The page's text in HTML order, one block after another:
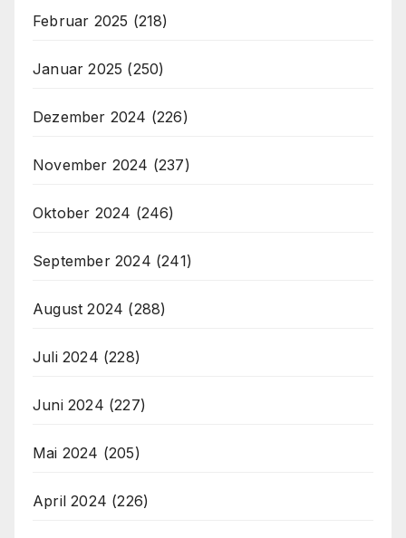
Februar 2025 (218)
Januar 2025 (250)
Dezember 2024 (226)
November 2024 (237)
Oktober 2024 (246)
September 2024 (241)
August 2024 (288)
Juli 2024 (228)
Juni 2024 (227)
Mai 2024 (205)
April 2024 (226)